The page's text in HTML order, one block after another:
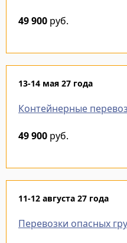
49 900 руб.
13-14 мая 27 года
Контейнерные
49 900 руб.
11-12 августа 27 года
Перевозки опасных